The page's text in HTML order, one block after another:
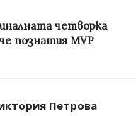
четворка
познатия MVP
Петрова